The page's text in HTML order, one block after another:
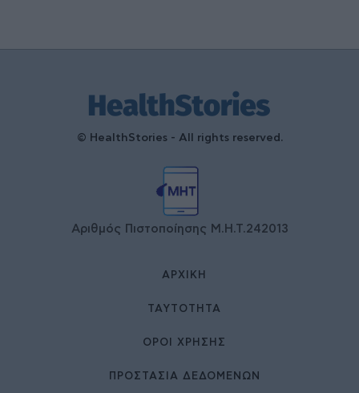
© HealthStories - All rights reserved.
Αριθμός Πιστοποίησης Μ.Η.Τ.242013
ΑΡΧΙΚΉ
ΤΑΥΤΌΤΗΤΑ
ΌΡΟΙ ΧΡΉΣΗΣ
ΠΡΟΣΤΑΣΙΑ ΔΕΔΟΜΕΝΩΝ